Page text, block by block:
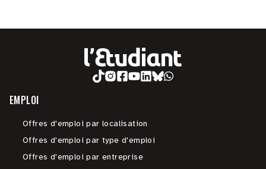
EMPLOI
Offres d'emploi par localisation
Offres d'emploi par type d'emploi
Offres d'emploi par entreprise